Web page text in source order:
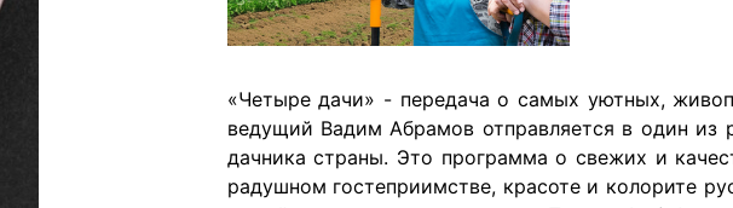
«Четыре дачи» - передача о самых уютных,
ведущий Вадим Абрамов отправляется в один из
дачника страны. Это программа о свежих и
радушном гостеприимстве, красоте и колорите